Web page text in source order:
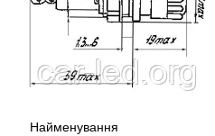
Найменування